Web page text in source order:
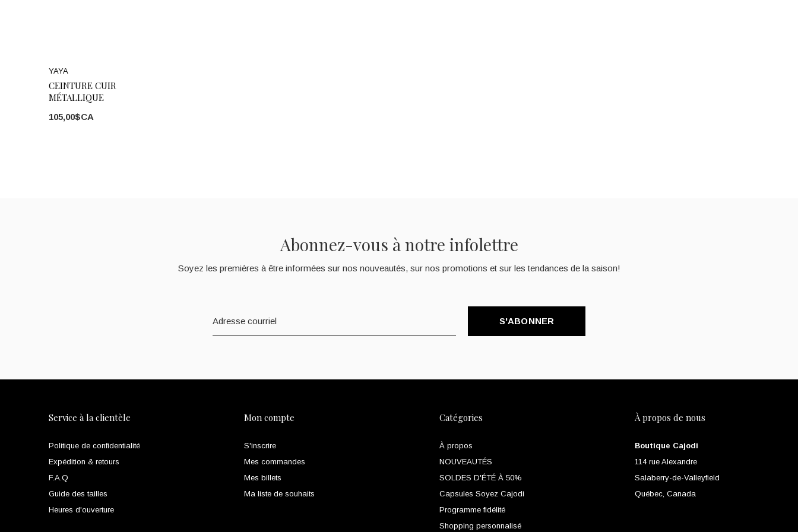
YAYA
CEINTURE CUIR
MÉTALLIQUE
105,00$CA
Abonnez-vous à notre infolettre
Soyez les premières à être informées sur nos nouveautés, sur nos promotions et sur les tendances de la saison!
S'ABONNER
Service à la clientèle
Politique de confidentialité
Expédition & retours
F.A.Q
Guide des tailles
Heures d'ouverture
Mon compte
S'inscrire
Mes commandes
Mes billets
Ma liste de souhaits
Catégories
À propos
NOUVEAUTÉS
SOLDES D'ÉTÉ À 50%
Capsules Soyez Cajodi
Programme fidélité
Shopping personnalisé
À propos de nous
Boutique Cajodi
114 rue Alexandre
Salaberry-de-Valleyfield
Québec, Canada